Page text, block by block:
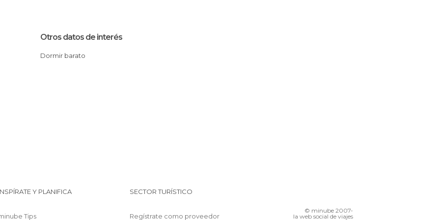
Otros datos de interés
Dormir barato
Y PLANIFICA
Tips
SECTOR TURÍSTICO
Regístrate como proveedor
© minube 2007-
la web social de viajes